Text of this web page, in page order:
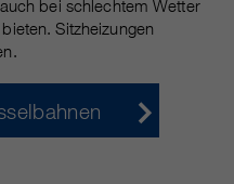
bei schlechtem Wetter
Sitzheizungen